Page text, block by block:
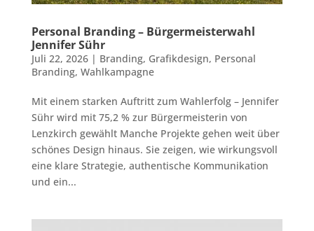
Personal Branding – Bürgermeisterwahl
Jennifer Sühr
Juli 22, 2026| Branding, Grafikdesign, Personal
Branding, Wahlkampagne
Mit einem starken Auftritt zum Wahlerfolg – Jennifer
Sühr wird mit 75,2 % zur Bürgermeisterin von
Lenzkirch gewählt Manche Projekte gehen weit über
schönes Design hinaus. Sie zeigen, wie wirkungsvoll
eine klare Strategie, authentische Kommunikation
und ein...